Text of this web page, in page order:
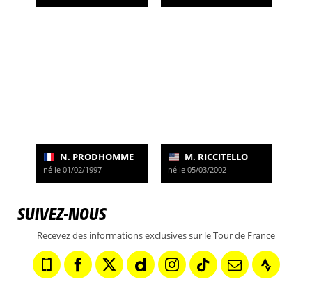
N. PRODHOMME
né le 01/02/1997
M. RICCITELLO
né le 05/03/2002
SUIVEZ-NOUS
Recevez des informations exclusives sur le Tour de France